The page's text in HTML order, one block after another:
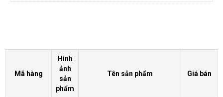
Mã hàng
Hình
ảnh
sản
phẩm
Tên sản phẩm Giá bán